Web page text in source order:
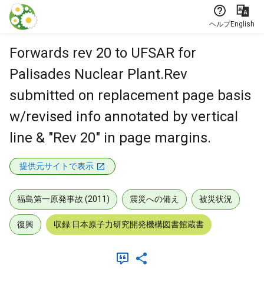
本文に飛ぶ
ヘルプEnglish
Forwards rev 20 to UFSAR for
Palisades Nuclear Plant.Rev
submitted on replacement page basis
w/revised info annotated by vertical
line & "Rev 20" in page margins.
提供元サイトで表示
福島第一原発事故 (2011) 震災への備え 被災状況
復興 収録:日本原子力研究開発機構図書館蔵書